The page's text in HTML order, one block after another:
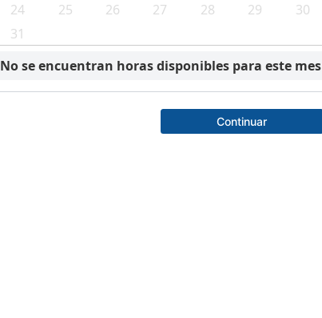
24
25 26 27 28 29
30
31
No se encuentran horas disponibles para este mes
Continuar